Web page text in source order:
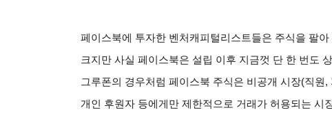
페이스북에 투자한 벤처캐피털리스트들은 주식을 팔
크지만 사실 페이스북은 설립 이후 지금껏 단 한 번도
그루폰의 경우처럼 페이스북 주식은 비공개 시장(직원
개인 후원자 등에게만 제한적으로 거래가 허용되는 시